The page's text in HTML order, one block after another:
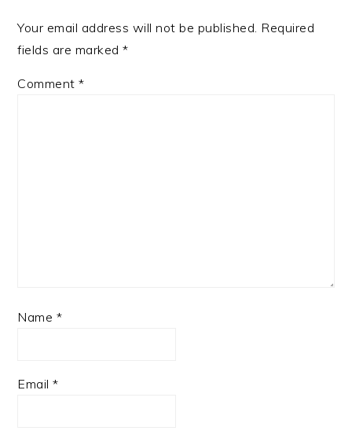
Your email address will not be published. Required
fields are marked*
Comment*
Name *
Email*